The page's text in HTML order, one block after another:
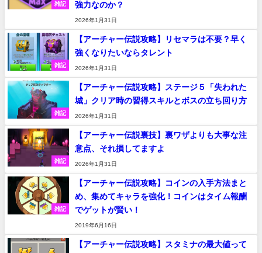
雑記
強力なのか？
2026年1月31日
雑記
【アーチャー伝説攻略】リセマラは不要？早く
強くなりたいならタレント
2026年1月31日
雑記
【アーチャー伝説攻略】ステージ５「失われた
城」クリア時の習得スキルとボスの立ち回り方
2026年1月31日
雑記
【アーチャー伝説裏技】裏ワザよりも大事な注
意点、それ損してますよ
2026年1月31日
雑記
【アーチャー伝説攻略】コインの入手方法まと
め、集めてキャラを強化！コインはタイム報酬
でゲットが賢い！
2019年6月16日
【アーチャー伝説攻略】スタミナの最大値って